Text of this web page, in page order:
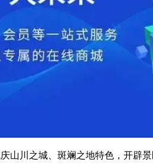
川之城、斑斓之地特色，开辟景